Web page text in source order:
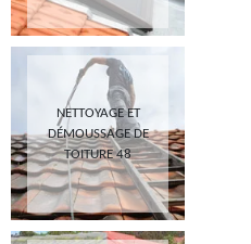
NETTOYAGE ET
DÉMOUSSAGE DE
TOITURE 48